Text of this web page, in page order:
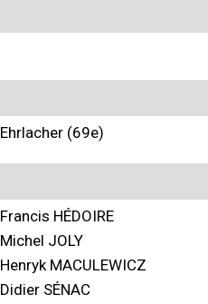
Ehrlacher (69e)
Francis HÉDOIRE
Michel JOLY
Henryk MACULEWICZ
Didier SÉNAC